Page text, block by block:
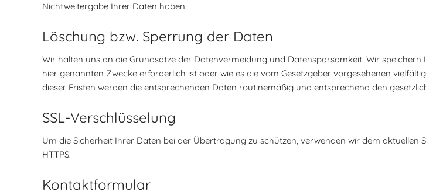
Nichtweitergabe Ihrer Daten haben.
Löschung bzw. Sperrung der Daten
Wir halten uns an die Grundsätze der Datenvermeidung und Datensparsamkeit. Wir
hier genannten Zwecke erforderlich ist oder wie es die vom Gesetzgeber vorgesehenen
dieser Fristen werden die entsprechenden Daten routinemäßig und entsprechend den
SSL-Verschlüsselung
Um die Sicherheit Ihrer Daten bei der Übertragung zu schützen, verwenden wir dem aktuellen
HTTPS.
Kontaktformular